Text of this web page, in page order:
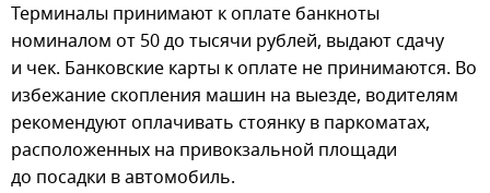
Терминалы принимают к оплате банкноты
номиналом от 50 до тысячи рублей, выдают сдачу
и чек. Банковские карты к оплате не принимаются. Во
избежание скопления машин на выезде, водителям
рекомендуют оплачивать стоянку в паркоматах,
расположенных на привокзальной площади
до посадки в автомобиль.